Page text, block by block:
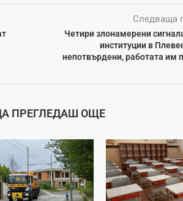
Следваща
Четири злонамерени
институции в
непотвърдени, работата им
ПРЕГЛЕДАШ ОЩЕ